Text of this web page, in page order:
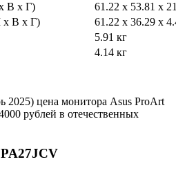
В x Г)
61.22 x 53.81 x
x В x Г)
61.22 x 36.29 x
5.91 кг
4.14 кг
2025) цена монитора Asus ProArt
рублей в отечественных